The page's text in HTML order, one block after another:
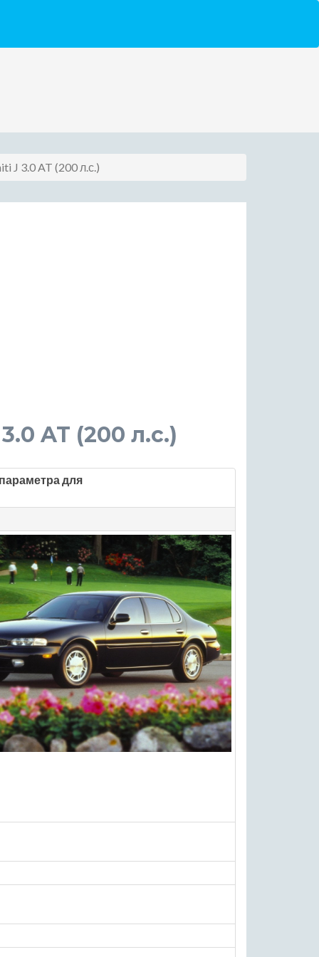
J 3.0 AT (200 л.с.)
AT (200 л.с.)
для